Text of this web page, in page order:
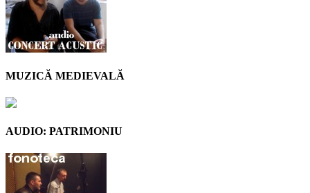
MUZICĂ MEDIEVALĂ
AUDIO: PATRIMONIU